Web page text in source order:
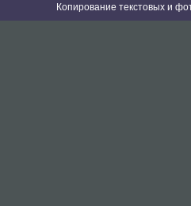
Копирование текстовых и